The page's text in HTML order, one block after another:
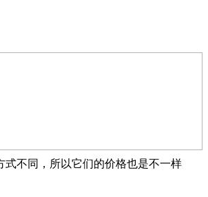
不同，所以它们的价格也是不一样